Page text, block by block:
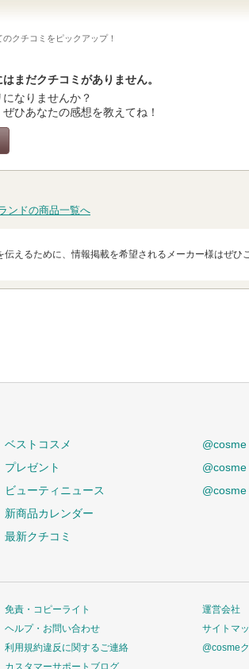
のクチコミをピックアップ！
まだクチコミがありません。
なりませんか？
ひあなたの感想を教えてね！
ンドの商品一覧へ
えるために、情報掲載を希望されるメーカー様はぜひ
ベストコスメ
プレゼント
ビューティニュース
新商品カレンダー
最新クチコミ
@cosme
免責・コピーライト
ヘルプ・お問い合わせ
利用規約違反に関するご連絡
カスタマーサポートブログ
運営会社
サイトマ
@cosme